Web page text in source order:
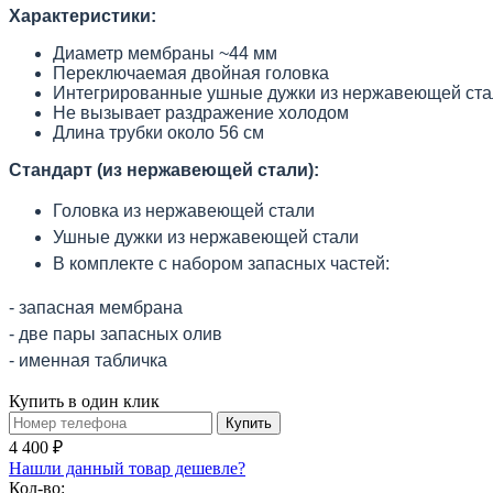
Характеристики:
Диаметр мембраны ~44 мм
Переключаемая двойная головка
Интегрированные ушные дужки из нержавеющей
Не вызывает раздражение холодом
Длина трубки около 56 см
Стандарт (из нержавеющей стали):
Головка из нержавеющей стали
Ушные дужки из нержавеющей стали
В комплекте с набором запасных частей:
- запасная мембрана
- две пары запасных олив
- именная табличка
Купить в один клик
Купить
4 400 ₽
Нашли данный товар дешевле?
Кол-во: